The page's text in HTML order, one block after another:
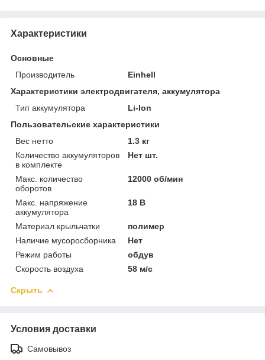
Характеристики
Основные
Производитель
Einhell
Характеристики электродвигателя, аккумулятора
Тип аккумулятора
Li-Ion
Пользовательские характеристики
Вес нетто
1.3 кг
Количество аккумуляторов
в комплекте
Нет шт.
Макс. количество
оборотов
12000 об/мин
Макс. напряжение
аккумулятора
18 В
Материал крыльчатки
полимер
Наличие мусоросборника
Нет
Режим работы
обдув
Скорость воздуха
58 м/с
Скрыть
Условия доставки
Самовывоз